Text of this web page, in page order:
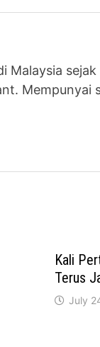
Malaysia
Mempunyai
Kali
Terus
July